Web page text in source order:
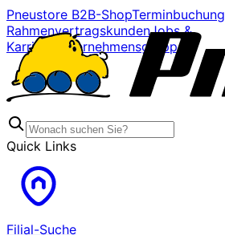
Pneustore B2B-ShopTerminbuchung
RahmenvertragskundenJobs &
Karriere
Unternehmensgruppe
Quick Links
Filial-Suche